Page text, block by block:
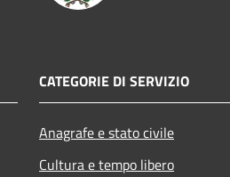
CATEGORIE DI SERVIZIO
Anagrafe e stato civile
Cultura e tempo libero